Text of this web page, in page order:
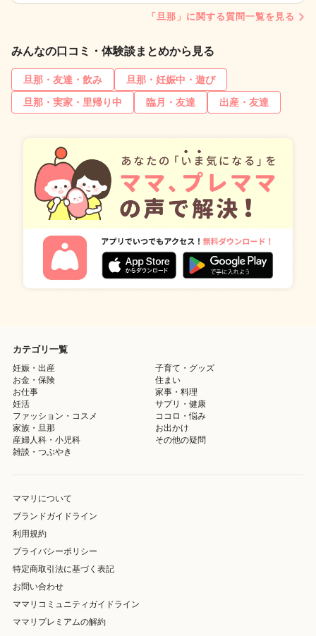
「旦那」に関する質問一覧を見る
みんなの口コミ・体験談まとめから見る
旦那・友達・飲み
旦那・妊娠中・遊び
旦那・実家・里帰り中
臨月・友達 出産・友達
カテゴリ一覧
妊娠・出産
子育て・グッズ
お金・保険
住まい
お仕事
家事・料理
妊活
サプリ・健康
ファッション・コスメ
ココロ・悩み
家族・旦那
お出かけ
産婦人科・小児科
その他の疑問
雑談・つぶやき
ママリについて
ブランドガイドライン
利用規約
プライバシーポリシー
特定商取引法に基づく表記
お問い合わせ
ママリコミュニティガイドライン
ママリプレミアムの解約